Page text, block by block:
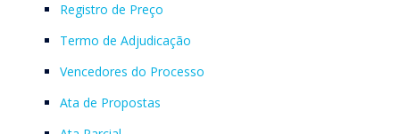
Registro de Preço
Termo de Adjudicação
Vencedores do Processo
Ata de Propostas